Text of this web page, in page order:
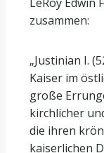
zusammen:
„Justinian I.
Kaiser im
große
kirchlicher
die ihren
kaiserlichen